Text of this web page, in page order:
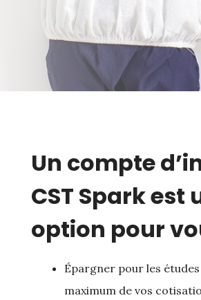
Un compte
CST Spark est
option pour
Épargner pour les
maximum de vos